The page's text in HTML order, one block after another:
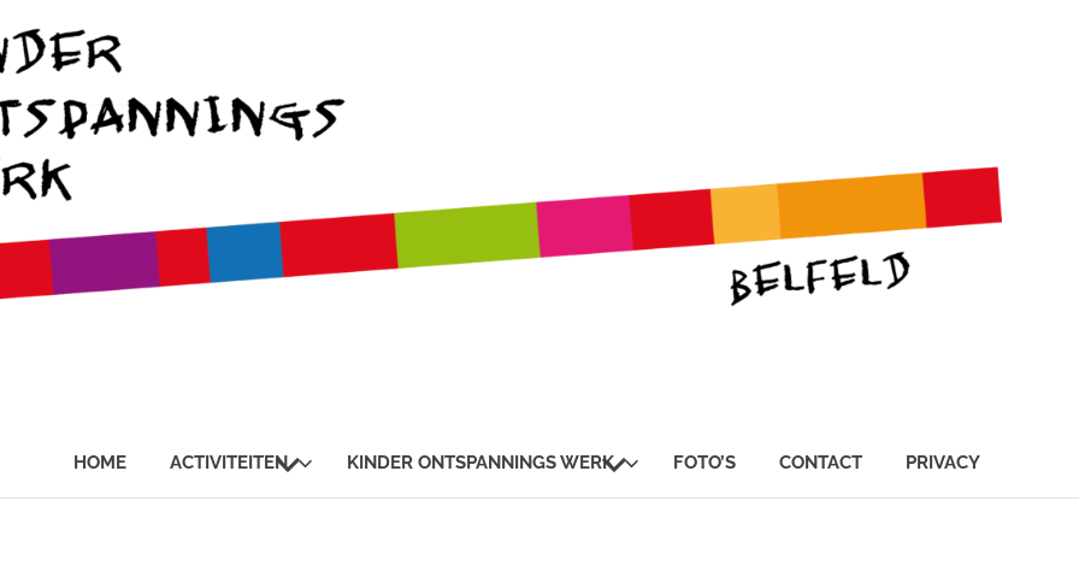
HOME ACTIVITEITEN
SUBMENUKINDER ONTSPANNINGS WERK
SUBMENUFOTO’S CONTACT PRIVACY